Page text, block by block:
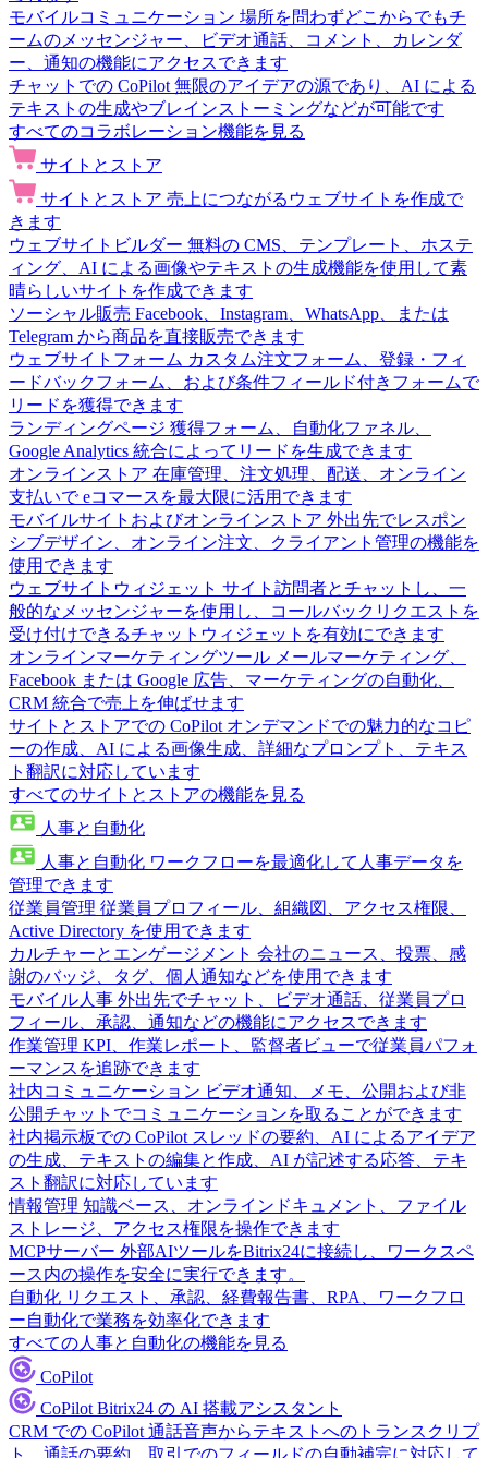
モバイルコミュニケーション 場所を問わずどこからでもチ
ームのメッセンジャー、ビデオ通話、コメント、カレンダ
ー、通知の機能にアクセスできます
チャットでの CoPilot 無限のアイデアの源であり、AI による
テキストの生成やブレインストーミングなどが可能です
すべてのコラボレーション機能を見る
サイトとストア
サイトとストア 売上につながるウェブサイトを作成で
きます
ウェブサイトビルダー 無料の CMS、テンプレート、ホステ
ィング、AI による画像やテキストの生成機能を使用して素
晴らしいサイトを作成できます
ソーシャル販売 Facebook、Instagram、WhatsApp、または
Telegram から商品を直接販売できます
ウェブサイトフォーム カスタム注文フォーム、登録・フィ
ードバックフォーム、および条件フィールド付きフォームで
リードを獲得できます
ランディングページ 獲得フォーム、自動化ファネル、
Google Analytics 統合によってリードを生成できます
オンラインストア 在庫管理、注文処理、配送、オンライン
支払いで eコマースを最大限に活用できます
モバイルサイトおよびオンラインストア 外出先でレスポン
シブデザイン、オンライン注文、クライアント管理の機能を
使用できます
ウェブサイトウィジェット サイト訪問者とチャットし、一
般的なメッセンジャーを使用し、コールバックリクエストを
受け付けできるチャットウィジェットを有効にできます
オンラインマーケティングツール メールマーケティング、
Facebook または Google 広告、マーケティングの自動化、
CRM 統合で売上を伸ばせます
サイトとストアでの CoPilot オンデマンドでの魅力的なコピ
ーの作成、AI による画像生成、詳細なプロンプト、テキス
ト翻訳に対応しています
すべてのサイトとストアの機能を見る
人事と自動化
人事と自動化 ワークフローを最適化して人事データを
管理できます
従業員管理 従業員プロフィール、組織図、アクセス権限、
Active Directory を使用できます
カルチャーとエンゲージメント 会社のニュース、投票、感
謝のバッジ、タグ、個人通知などを使用できます
モバイル人事 外出先でチャット、ビデオ通話、従業員プロ
フィール、承認、通知などの機能にアクセスできます
作業管理 KPI、作業レポート、監督者ビューで従業員パフォ
ーマンスを追跡できます
社内コミュニケーション ビデオ通知、メモ、公開および非
公開チャットでコミュニケーションを取ることができます
社内掲示板での CoPilot スレッドの要約、AI によるアイデア
の生成、テキストの編集と作成、AI が記述する応答、テキ
スト翻訳に対応しています
情報管理 知識ベース、オンラインドキュメント、ファイル
ストレージ、アクセス権限を操作できます
MCPサーバー 外部AIツールをBitrix24に接続し、ワークスペ
ース内の操作を安全に実行できます。
自動化 リクエスト、承認、経費報告書、RPA、ワークフロ
ー自動化で業務を効率化できます
すべての人事と自動化の機能を見る
CoPilot
CoPilot Bitrix24 の AI 搭載アシスタント
CRM での CoPilot 通話音声からテキストへのトランスクリプ
ト、通話の要約、取引でのフィールドの自動補完に対応して